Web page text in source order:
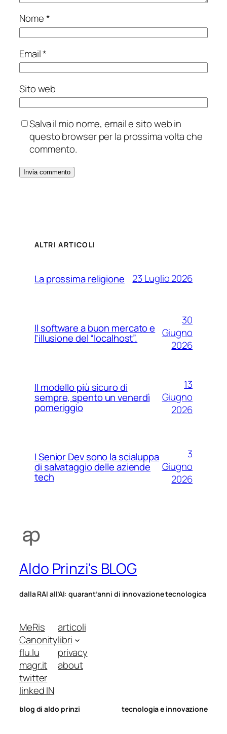
Nome*
Email*
Sito web
Salva il mio nome, email e sito web in
questo browser per la prossima volta che
commento.
ALTRI ARTICOLI
La prossima religione 23 Luglio 2026
Il software a buon mercato e
l’illusione del “localhost”.
30
Giugno
2026
Il modello più sicuro di
sempre, spento un venerdì
pomeriggio
13
Giugno
2026
I Senior Dev sono la scialuppa
di salvataggio delle aziende
tech
3
Giugno
2026
Aldo Prinzi's BLOG
dalla RAI all’AI: quarant’anni di innovazione tecnologica
MeRis
Canonity
flu.lu
magr.it
twitter
linked IN
articoli
libri
privacy
about
blog di aldo prinzi tecnologia e innovazione